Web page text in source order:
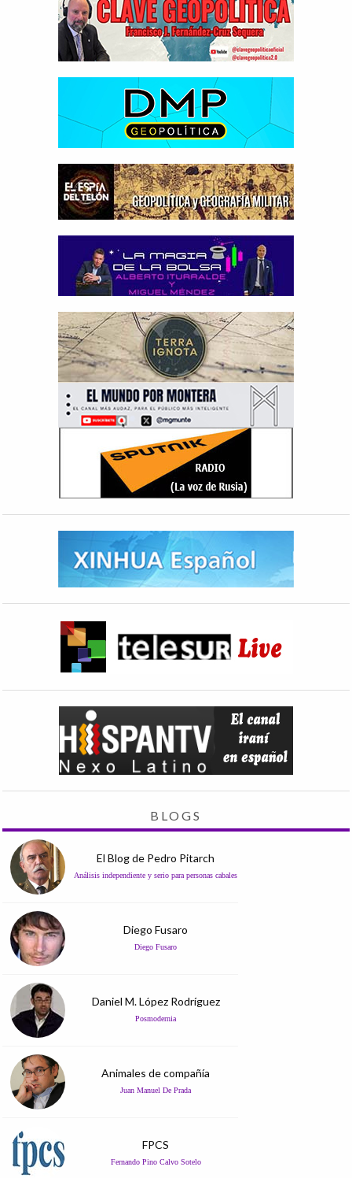
BLOGS
El Blog de Pedro Pitarch
Análisis independiente y serio para personas cabales
Diego Fusaro
Diego Fusaro
Daniel M. López Rodríguez
Posmodernia
Animales de compañía
Juan Manuel De Prada
FPCS
Fernando Pino Calvo Sotelo